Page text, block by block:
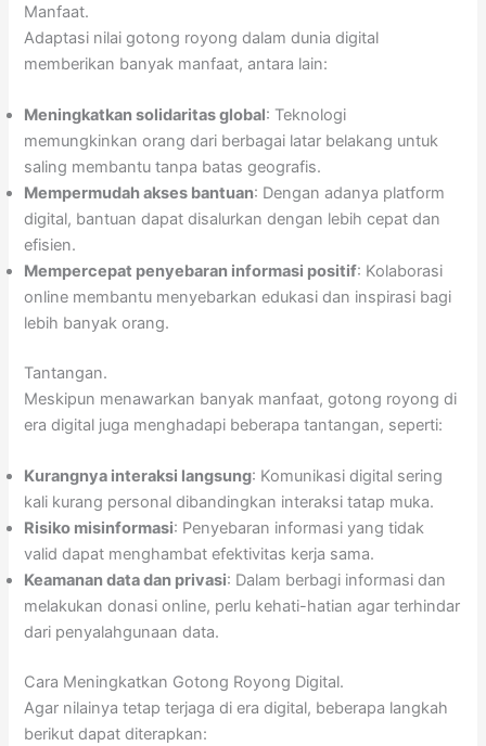
Manfaat.
Adaptasi nilai gotong royong dalam dunia digital
memberikan banyak manfaat, antara lain:
Meningkatkan solidaritas global: Teknologi
memungkinkan orang dari berbagai latar belakang untuk
saling membantu tanpa batas geografis.
Mempermudah akses bantuan: Dengan adanya platform
digital, bantuan dapat disalurkan dengan lebih cepat dan
efisien.
Mempercepat penyebaran informasi positif: Kolaborasi
online membantu menyebarkan edukasi dan inspirasi bagi
lebih banyak orang.
Tantangan.
Meskipun menawarkan banyak manfaat, gotong royong di
era digital juga menghadapi beberapa tantangan, seperti:
Kurangnya interaksi langsung: Komunikasi digital sering
kali kurang personal dibandingkan interaksi tatap muka.
Risiko misinformasi: Penyebaran informasi yang tidak
valid dapat menghambat efektivitas kerja sama.
Keamanan data dan privasi: Dalam berbagi informasi dan
melakukan donasi online, perlu kehati-hatian agar terhindar
dari penyalahgunaan data.
Cara Meningkatkan Gotong Royong Digital.
Agar nilainya tetap terjaga di era digital, beberapa langkah
berikut dapat diterapkan: